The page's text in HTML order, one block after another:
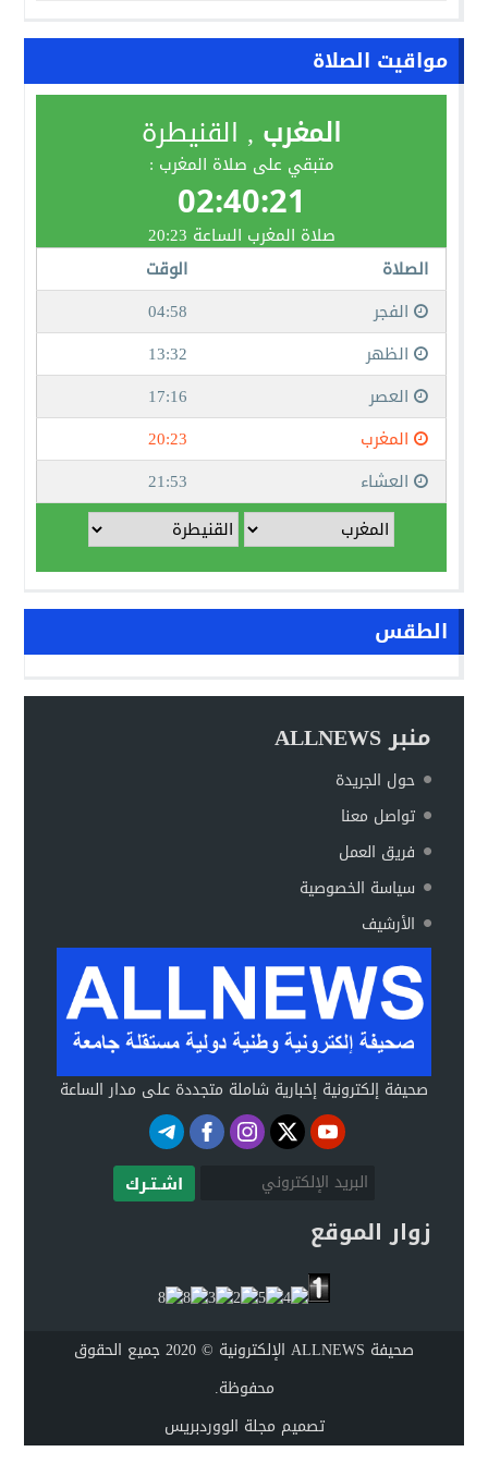
مواقيت الصلاة
الطقس
منبر ALLNEWS
حول الجريدة
تواصل معنا
فريق العمل
سياسة الخصوصية
الأرشيف
صحيفة إلكترونية إخبارية شاملة متجددة على مدار الساعة
اشـتـرك
زوار الموقع
صحيفة ALLNEWS الإلكترونية © 2020 جميع الحقوق
محفوظة.
تصميم مجلة الووردبريس